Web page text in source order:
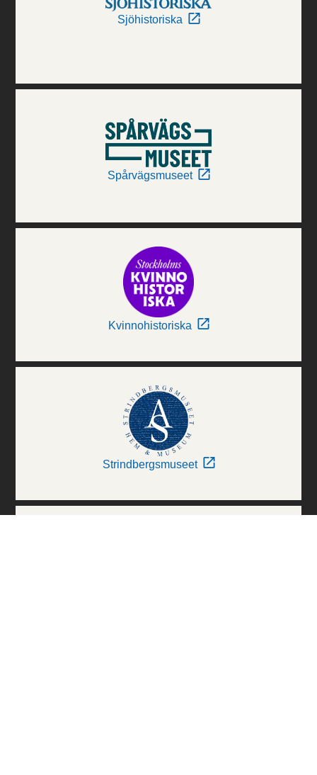
Sjöhistoriska
Spårvägsmuseet
Kvinnohistoriska
Strindbergsmuseet